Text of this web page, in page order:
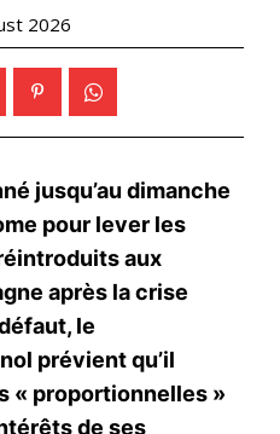
VI préside la
prière de l’Aïd à Tétouan et
le rite sacrificiel au
du peuple
June 2025
"Famille Royale"